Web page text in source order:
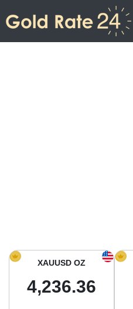
Precio del Oro hoy en
XAUUSD OZ
4,236.36